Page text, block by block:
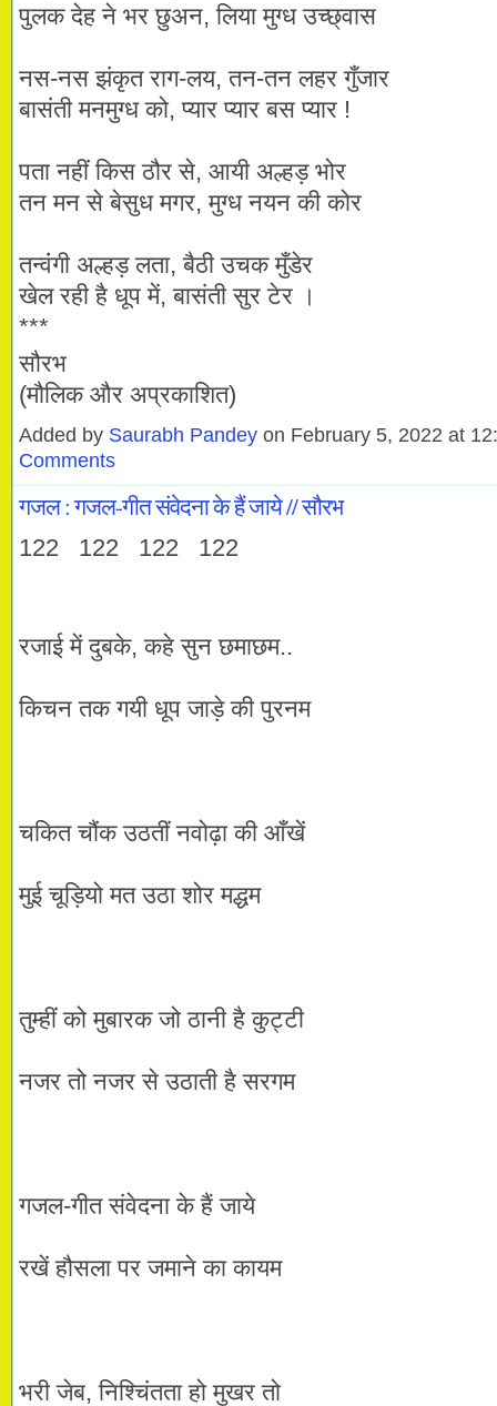
पुलक देह ने भर छुअन, लिया मुग्ध उच्छ्वास
नस-नस झंकृत राग-लय, तन-तन लहर गुँजार
बासंती मनमुग्ध को, प्यार प्यार बस प्यार !
पता नहीं किस ठौर से, आयी अल्हड़ भोर
तन मन से बेसुध मगर, मुग्ध नयन की कोर
तन्वंंगी अल्हड़ लता, बैठी उचक मुँडेर
खेल रही है धूप में, बासंती सुर टेर ।
***
सौरभ
(मौलिक और अप्रकाशित)
Added by Saurabh Pandey on February 5, 2022 at
Comments
गजल : गजल-गीत संवेदना के हैं जाये // सौरभ
122 122 122 122
रजाई में दुबके, कहे सुन छमाछम..
किचन तक गयी धूप जाड़े की पुरनम
चकित चौंक उठतीं नवोढ़ा की आँखें
मुई चूड़ियो मत उठा शोर मद्धम
तुम्हीं को मुबारक जो ठानी है कुट्टी
नजर तो नजर से उठाती है सरगम
गजल-गीत संवेदना के हैं जाये
रखें हौसला पर जमाने का कायम
भरी जेब, निश्चिंतता हो मुखर तो